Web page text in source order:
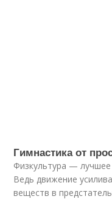
Гимнастика от
Физкультура —
Ведь движение
веществ в